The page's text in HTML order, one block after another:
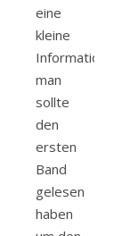
eine
kleine
Information,
man
sollte
den
ersten
Band
gelesen
haben